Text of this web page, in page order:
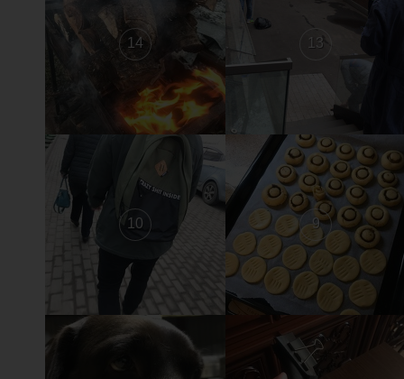
14 13
10 9